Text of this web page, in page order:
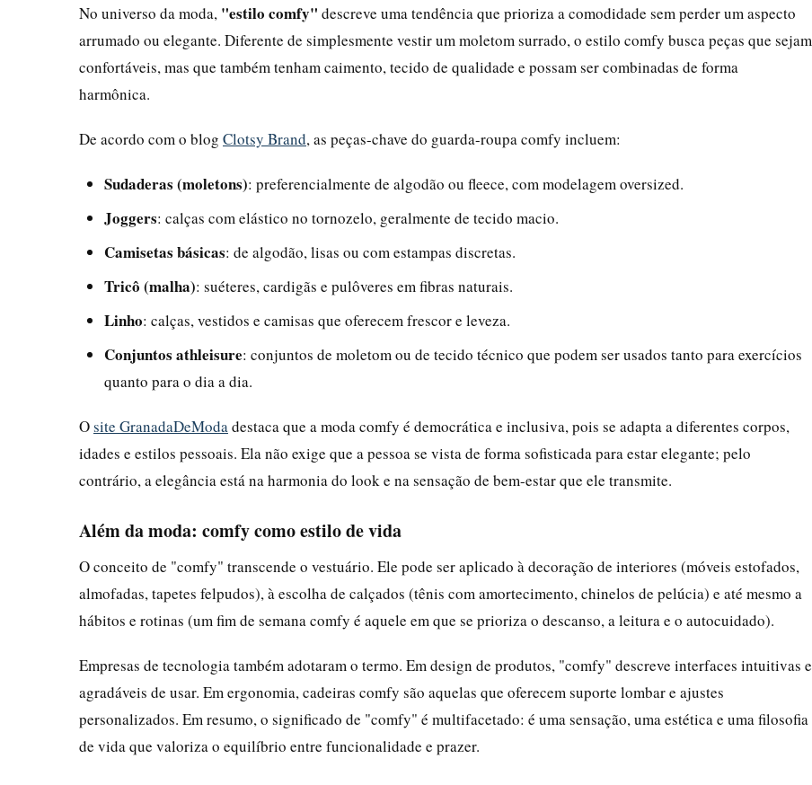
No universo da moda, "estilo comfy" descreve uma tendência que prioriza a comodidade sem perder um aspecto
arrumado ou elegante. Diferente de simplesmente vestir um moletom surrado, o estilo comfy busca peças que sejam
confortáveis, mas que também tenham caimento, tecido de qualidade e possam ser combinadas de forma
harmônica.
De acordo com o blog Clotsy Brand, as peças-chave do guarda-roupa comfy incluem:
Sudaderas (moletons): preferencialmente de algodão ou fleece, com modelagem oversized.
Joggers: calças com elástico no tornozelo, geralmente de tecido macio.
Camisetas básicas: de algodão, lisas ou com estampas discretas.
Tricô (malha): suéteres, cardigãs e pulôveres em fibras naturais.
Linho: calças, vestidos e camisas que oferecem frescor e leveza.
Conjuntos athleisure: conjuntos de moletom ou de tecido técnico que podem ser usados tanto para exercícios
quanto para o dia a dia.
Osite GranadaDeModa destaca que a moda comfy é democrática e inclusiva, pois se adapta a diferentes corpos,
idades e estilos pessoais. Ela não exige que a pessoa se vista de forma sofisticada para estar elegante; pelo
contrário, a elegância está na harmonia do look e na sensação de bem-estar que ele transmite.
Além da moda: comfy como estilo de vida
O conceito de "comfy" transcende o vestuário. Ele pode ser aplicado à decoração de interiores (móveis estofados,
almofadas, tapetes felpudos), à escolha de calçados (tênis com amortecimento, chinelos de pelúcia) e até mesmo a
hábitos e rotinas (um fim de semana comfy é aquele em que se prioriza o descanso, a leitura e o autocuidado).
Empresas de tecnologia também adotaram o termo. Em design de produtos, "comfy" descreve interfaces intuitivas e
agradáveis de usar. Em ergonomia, cadeiras comfy são aquelas que oferecem suporte lombar e ajustes
personalizados. Em resumo, o significado de "comfy" é multifacetado: é uma sensação, uma estética e uma filosofia
de vida que valoriza o equilíbrio entre funcionalidade e prazer.